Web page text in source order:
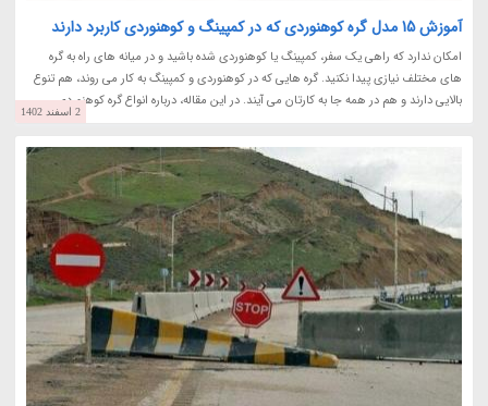
آموزش 15 مدل گره کوهنوردی که در کمپینگ و کوهنوردی کاربرد دارند
امکان ندارد که راهی یک سفر، کمپینگ یا کوهنوردی شده باشید و در میانه های راه به گره
های مختلف نیازی پیدا نکنید. گره هایی که در کوهنوردی و کمپینگ به کار می روند، هم تنوع
بالایی دارند و هم در همه جا به کارتان می آیند. در این مقاله، درباره انواع گره کوهنوردی...
2 اسفند 1402